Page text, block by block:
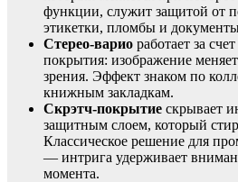
функции, служит защитой от
этикетки, пломбы и
Стерео-варио работает за
покрытия: изображение
зрения. Эффект знаком по
книжным закладкам.
Скрэтч-покрытие скрывает
защитным слоем, который
Классическое решение для
— интрига удерживает
момента.